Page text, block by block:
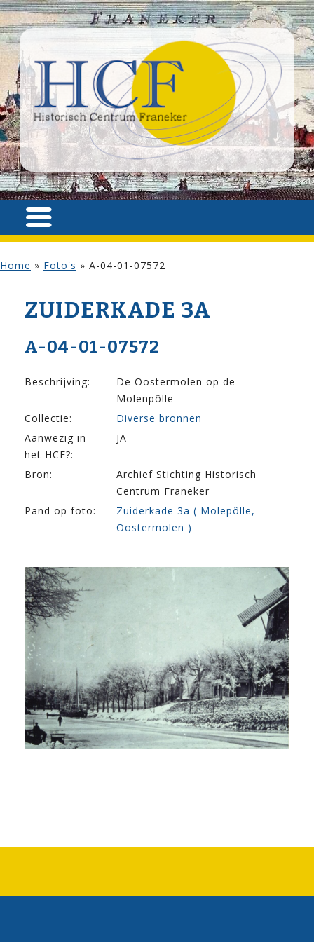
Home » Foto's » A-04-01-07572
ZUIDERKADE 3A
A-04-01-07572
Beschrijving:
De Oostermolen op de
Molenpôlle
Collectie:
Diverse bronnen
Aanwezig in
het HCF?:
JA
Bron:
Archief Stichting Historisch
Centrum Franeker
Pand op foto:
Zuiderkade 3a ( Molepôlle,
Oostermolen )